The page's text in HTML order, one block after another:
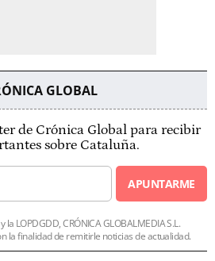
GLOBAL
de Crónica Global para recibir
sobre Cataluña.
APUNTARME
LOPDGDD, CRÓNICA GLOBALMEDIA S.L.
la finalidad de remitirle noticias de actualidad.